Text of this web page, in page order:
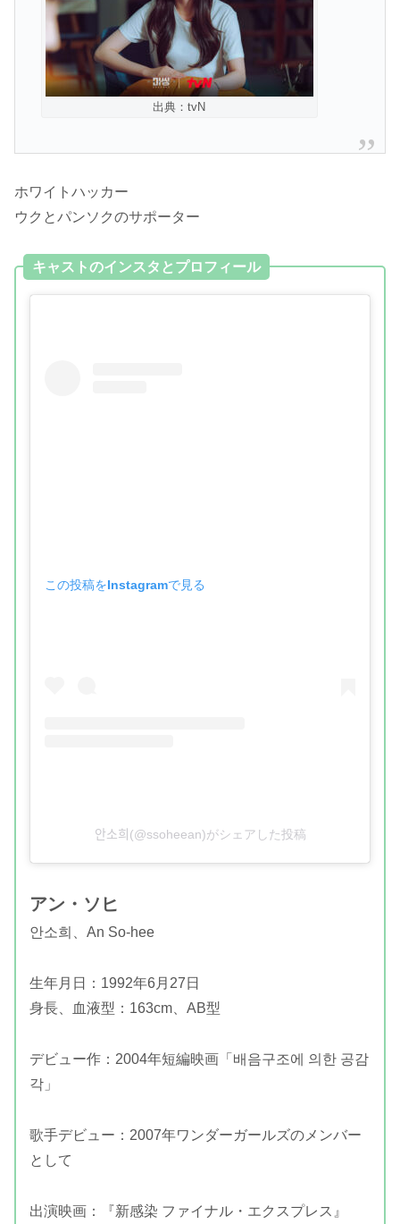
出典：tvN
ホワイトハッカー
ウクとパンソクのサポーター
キャストのインスタとプロフィール
この投稿をInstagramで見る
안소희(@ssoheean)がシェアした投稿
アン・ソヒ
안소희、An So-hee
生年月日：1992年6月27日
身長、血液型：163cm、AB型
デビュー作：2004年短編映画「배음구조에 의한 공감
각」
歌手デビュー：2007年ワンダーガールズのメンバー
として
出演映画：『新感染 ファイナル・エクスプレス』